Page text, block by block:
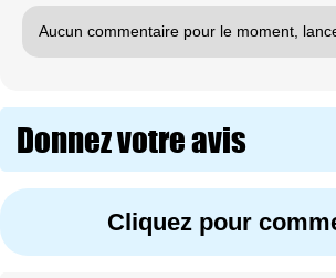
Aucun commentaire pour le moment,
Donnez votre avis
Cliquez pour